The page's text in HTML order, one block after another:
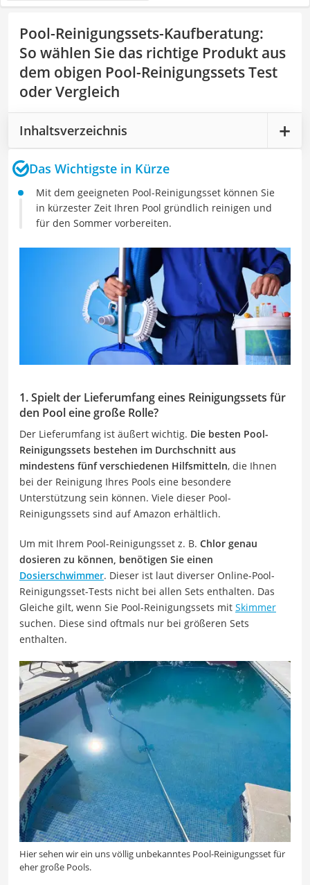
Pool-Reinigungssets-Kaufberatung:
So wählen Sie das richtige Produkt aus
dem obigen Pool-Reinigungssets Test
oder Vergleich
Inhaltsverzeichnis
Das Wichtigste in Kürze
Mit dem geeigneten Pool-Reinigungsset können Sie
in kürzester Zeit Ihren Pool gründlich reinigen und
für den Sommer vorbereiten.
1. Spielt der Lieferumfang eines Reinigungssets für
den Pool eine große Rolle?
Der Lieferumfang ist äußert wichtig. Die besten Pool-
Reinigungssets bestehen im Durchschnitt aus
mindestens fünf verschiedenen Hilfsmitteln, die Ihnen
bei der Reinigung Ihres Pools eine besondere
Unterstützung sein können. Viele dieser Pool-
Reinigungssets sind auf Amazon erhältlich.
Um mit Ihrem Pool-Reinigungsset z. B. Chlor genau
dosieren zu können, benötigen Sie einen
Dosierschwimmer. Dieser ist laut diverser Online-Pool-
Reinigungsset-Tests nicht bei allen Sets enthalten. Das
Gleiche gilt, wenn Sie Pool-Reinigungssets mit Skimmer
suchen. Diese sind oftmals nur bei größeren Sets
enthalten.
Hier sehen wir ein uns völlig unbekanntes Pool-Reinigungsset für
eher große Pools.